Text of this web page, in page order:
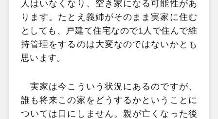
人はいなくなり、空き家になる可能性があ
ります。たとえ義姉がそのまま実家に住む
としても、戸建て住宅なので1人で住んで維
持管理をするのは大変なのではないかとも
思います。
実家は今こういう状況にあるのですが、
誰も将来この家をどうするかということに
ついては口にしません。親が亡くなった後